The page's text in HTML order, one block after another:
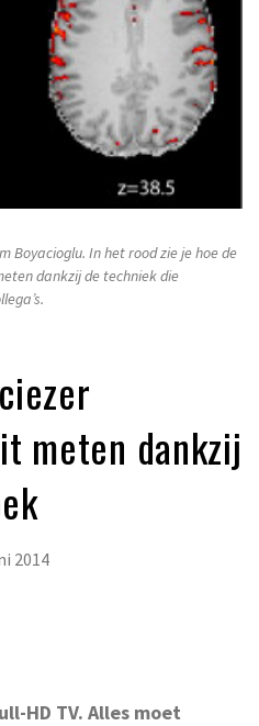
Boyacioglu. In het rood zie je hoe de
dankzij de techniek die
meten dankzij
2014
HD TV. Alles moet